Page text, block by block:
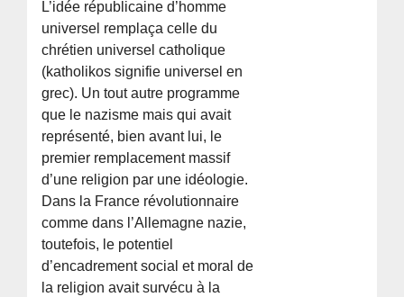
L’idée républicaine d’homme
universel remplaça celle du
chrétien universel catholique
(katholikos signifie universel en
grec). Un tout autre programme
que le nazisme mais qui avait
représenté, bien avant lui, le
premier remplacement massif
d’une religion par une idéologie.
Dans la France révolutionnaire
comme dans l’Allemagne nazie,
toutefois, le potentiel
d’encadrement social et moral de
la religion avait survécu à la